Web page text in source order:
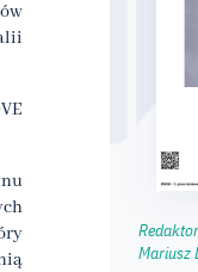
Mariusz